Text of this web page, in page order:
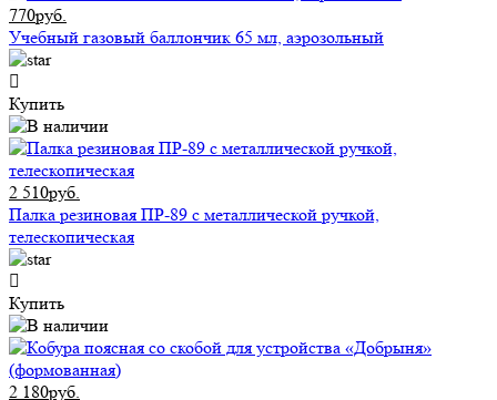
770руб.
Учебный газовый баллончик 65 мл, аэрозольный
Купить
2 510руб.
Палка резиновая ПР-89 с металлической ручкой,
телескопическая
Купить
2 180руб.